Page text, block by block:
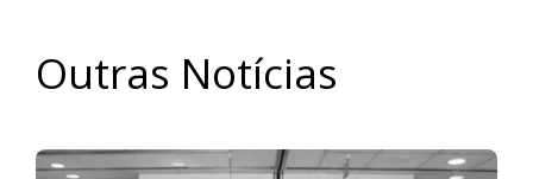
Outras Notícias